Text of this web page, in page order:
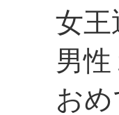
女王
男
お